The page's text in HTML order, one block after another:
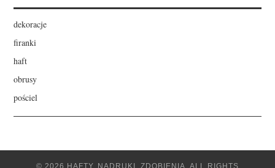
dekoracje
firanki
haft
obrusy
pościel
© 2026 HAFTY, NADRUKI, ZDOBIENIA. ALL RIGHTS